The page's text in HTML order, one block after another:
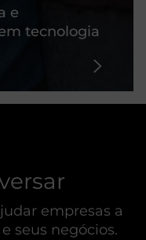
e
tecnologia
empresas a
seus negócios.